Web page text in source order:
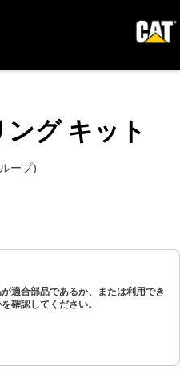
ング キット
ープ)
適合部品であるか、または利用でき
確認してください。